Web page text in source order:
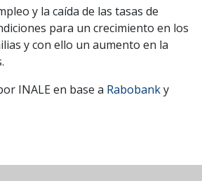
y la caída de las tasas de
para un crecimiento en los
y con ello un aumento en la
INALE en base a Rabobanky